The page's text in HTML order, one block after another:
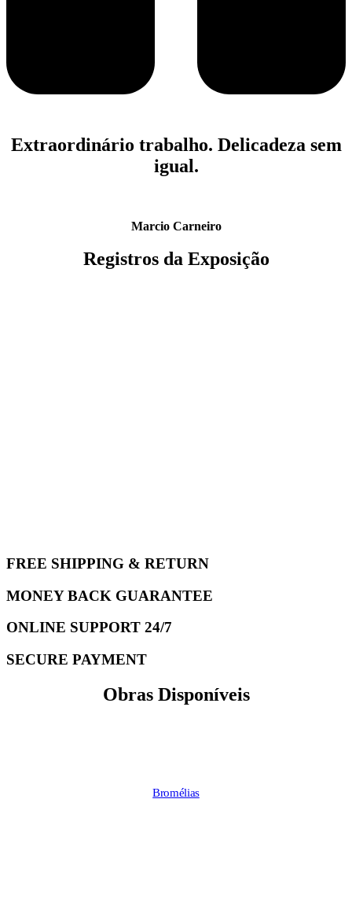
Extraordinário trabalho. Delicadeza sem
igual.
Marcio Carneiro
Registros da Exposição
FREE SHIPPING & RETURN
MONEY BACK GUARANTEE
ONLINE SUPPORT 24/7
SECURE PAYMENT
Obras Disponíveis
Bromélias